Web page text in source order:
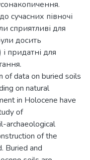
сучасних півночі
сприятливі для
досить
придатні для
of data on buried soils
on natural
in Holocene have
of
archaeological
of the
Buried and